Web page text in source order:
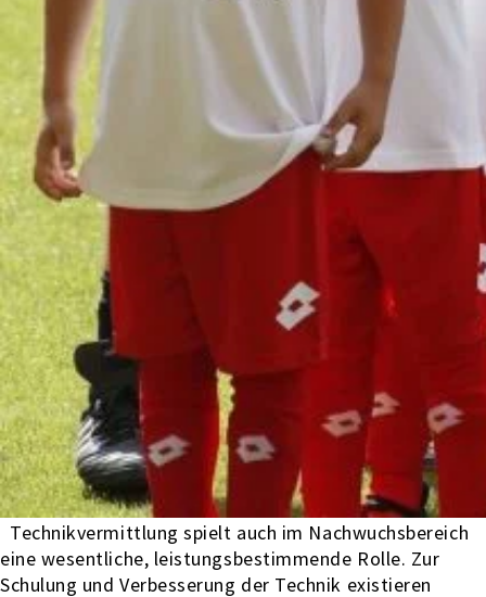
Technikvermittlung spielt auch im Nachwuchsbereich
eine wesentliche, leistungsbestimmende Rolle. Zur
Schulung und Verbesserung der Technik existieren